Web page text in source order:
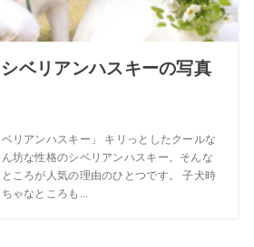
ベリアンハスキーの写真
リアンハスキー」 キリっとしたクールな
坊な性格のシベリアンハスキー。そんな
ころが人気の理由のひとつです。 子犬時
ゃなところも...